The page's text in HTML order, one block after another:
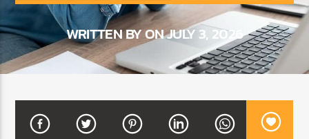
CURRENT SHOW
BEATS URBANOS
WRITTEN BY ON JULY 3, 2026